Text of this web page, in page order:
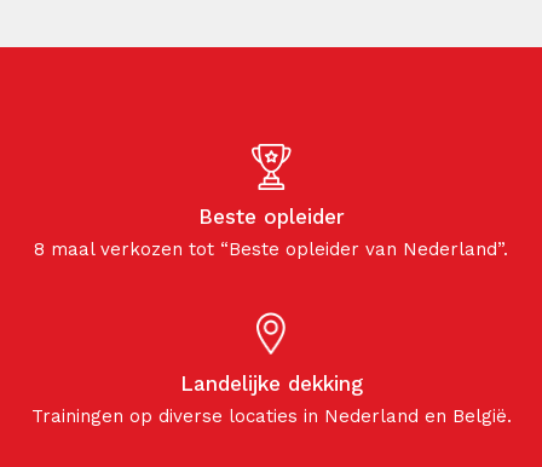
Beste opleider
8 maal verkozen tot “Beste opleider van Nederland”.
Landelijke dekking
Trainingen op diverse locaties in Nederland en België.